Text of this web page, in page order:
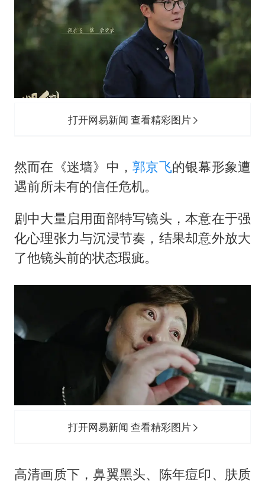
打开网易新闻 查看精彩图片
然而在《迷墙》中，郭京飞的银幕形象遭
遇前所未有的信任危机。
剧中大量启用面部特写镜头，本意在于强
化心理张力与沉浸节奏，结果却意外放大
了他镜头前的状态瑕疵。
打开网易新闻 查看精彩图片
高清画质下，鼻翼黑头、陈年痘印、肤质